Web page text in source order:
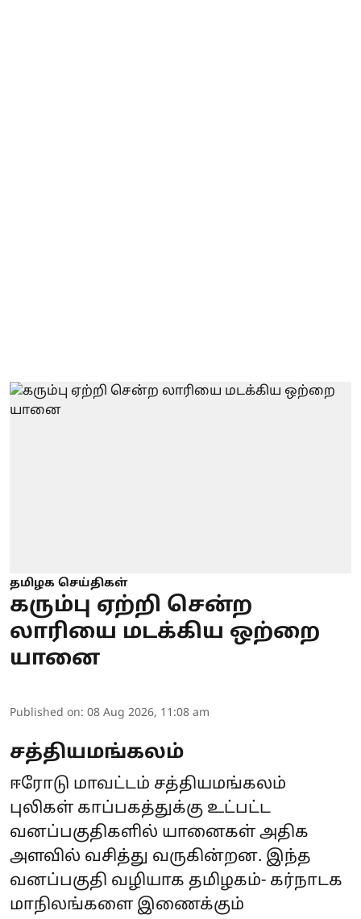
தமிழக செய்திகள்
கரும்பு ஏற்றி சென்ற
லாரியை மடக்கிய ஒற்றை
யானை
Published on: 08 Aug 2026, 11:08 am
சத்தியமங்கலம்
ஈரோடு மாவட்டம் சத்தியமங்கலம்
புலிகள் காப்பகத்துக்கு உட்பட்ட
வனப்பகுதிகளில் யானைகள் அதிக
அளவில் வசித்து வருகின்றன. இந்த
வனப்பகுதி வழியாக தமிழகம்- கர்நாடக
மாநிலங்களை இணைக்கும்